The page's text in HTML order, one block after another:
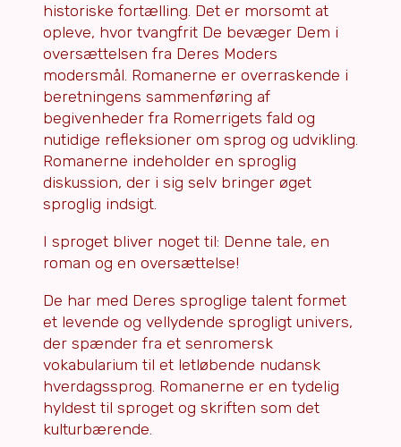
historiske fortælling. Det er morsomt at
opleve, hvor tvangfrit De bevæger Dem i
oversættelsen fra Deres Moders
modersmål. Romanerne er overraskende i
beretningens sammenføring af
begivenheder fra Romerrigets fald og
nutidige refleksioner om sprog og udvikling.
Romanerne indeholder en sproglig
diskussion, der i sig selv bringer øget
sproglig indsigt.
I sproget bliver noget til: Denne tale, en
roman og en oversættelse!
De har med Deres sproglige talent formet
et levende og vellydende sprogligt univers,
der spænder fra et senromersk
vokabularium til et letløbende nudansk
hverdagssprog. Romanerne er en tydelig
hyldest til sproget og skriften som det
kulturbærende.